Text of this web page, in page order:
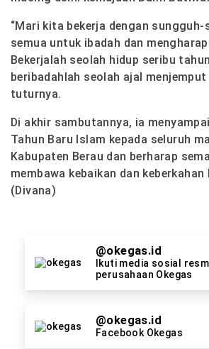
“Mari kita bekerja dengan
semua untuk ibadah dan
Bekerjalah seolah hidup seribu
beribadahlah seolah ajal menjemput
tuturnya.
Di akhir sambutannya, ia
Tahun Baru Islam kepada seluruh
Kabupaten Berau dan berharap
membawa kebaikan dan keberkahan
(Divana)
@okegas.id
Ikuti media sosial
perusahaan Okegas
@okegas.id
Facebook Okegas